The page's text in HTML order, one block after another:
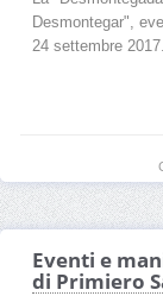
Desmontegar",
24 settembre 2017.
Eventi e
di Primiero